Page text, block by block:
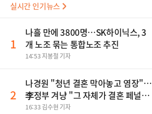
실시간 인기뉴스
1
나흘 만에 3800명…SK하이닉스, 3
개 노조 묶는 통합노조 추진
14:53 지봉철 기자
2
나경원 "청년 결혼 막아놓고 염장"…
李정부 겨냥 "그 자체가 결혼 페널
티"
16:33 김수현 기자